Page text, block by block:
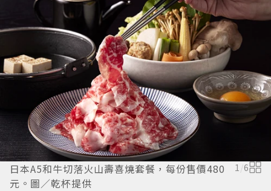
日本A5和牛切落火山壽喜燒套餐，每份售價480
元。圖／乾杯提供
1 /6